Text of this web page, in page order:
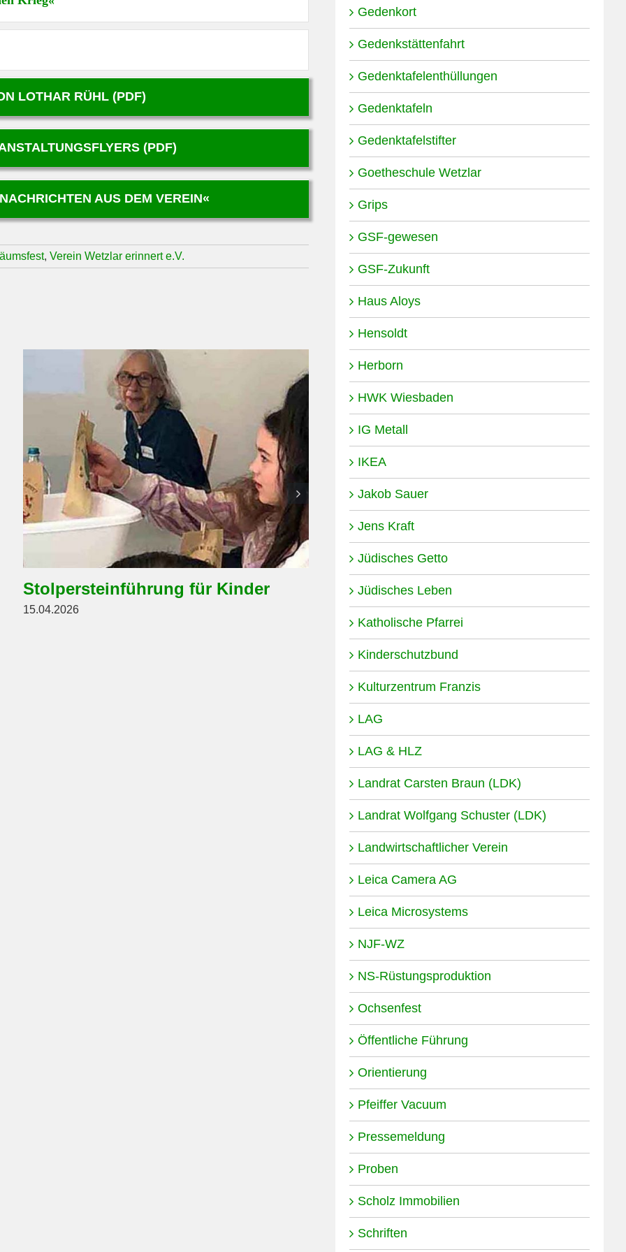
LOTHAR RÜHL (PDF)
(PDF)
AUS DEM VEREIN«
, Verein Wetzlar erinnert e.V.
Stolpersteinführung für Kinder
15.04.2026
Begleitband »Stolpersteine in
Wetzlar«
30.03.2026
Gedenkort
Gedenkstättenfahrt
Gedenktafelenthüllungen
Gedenktafeln
Gedenktafelstifter
Goetheschule Wetzlar
Grips
GSF-gewesen
GSF-Zukunft
Haus Aloys
Hensoldt
Herborn
HWK Wiesbaden
IG Metall
IKEA
Jakob Sauer
Jens Kraft
Jüdisches Getto
Jüdisches Leben
Katholische Pfarrei
Kinderschutzbund
Kulturzentrum Franzis
LAG
LAG & HLZ
Landrat Carsten Braun (LDK)
Landrat Wolfgang Schuster (LDK)
Landwirtschaftlicher Verein
Leica Camera AG
Leica Microsystems
NJF-WZ
NS-Rüstungsproduktion
Ochsenfest
Öffentliche Führung
Orientierung
Pfeiffer Vacuum
Pressemeldung
Proben
Scholz Immobilien
Schriften